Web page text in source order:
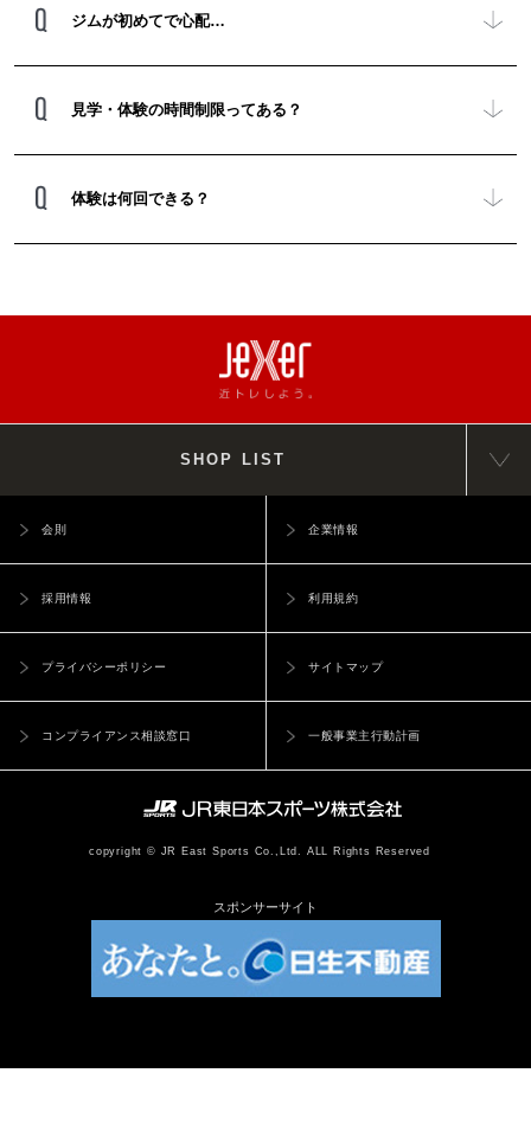
ジムが初めてで心配…
見学・体験の時間制限ってある？
体験は何回できる？
SHOP LIST
copyright © JR East Sports Co.,Ltd. ALL Rights Reserved
会則 企業情報
採用情報 利用規約
プライバシーポリシー サイトマップ
コンプライアンス相談窓口 一般事業主行動計画
スポンサーサイト